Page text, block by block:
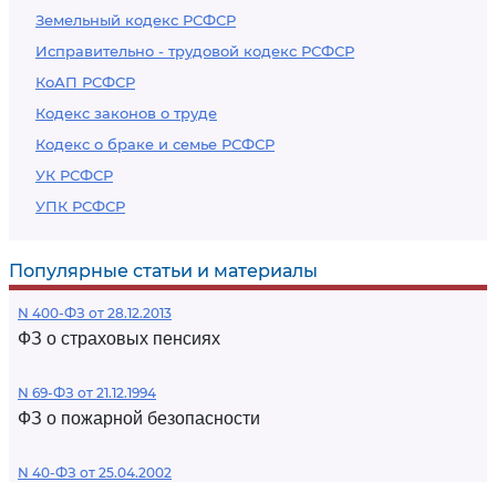
Земельный кодекс РСФСР
Исправительно - трудовой кодекс РСФСР
КоАП РСФСР
Кодекс законов о труде
Кодекс о браке и семье РСФСР
УК РСФСР
УПК РСФСР
Популярные статьи и материалы
N 400-ФЗ от 28.12.2013
ФЗ о страховых пенсиях
N 69-ФЗ от 21.12.1994
ФЗ о пожарной безопасности
N 40-ФЗ от 25.04.2002